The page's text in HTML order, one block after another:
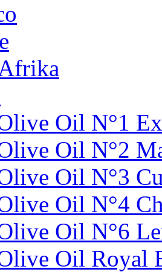
Oil N°1
Oil N°2
Oil N°3
Oil N°4
Oil N°6
Oil Royal